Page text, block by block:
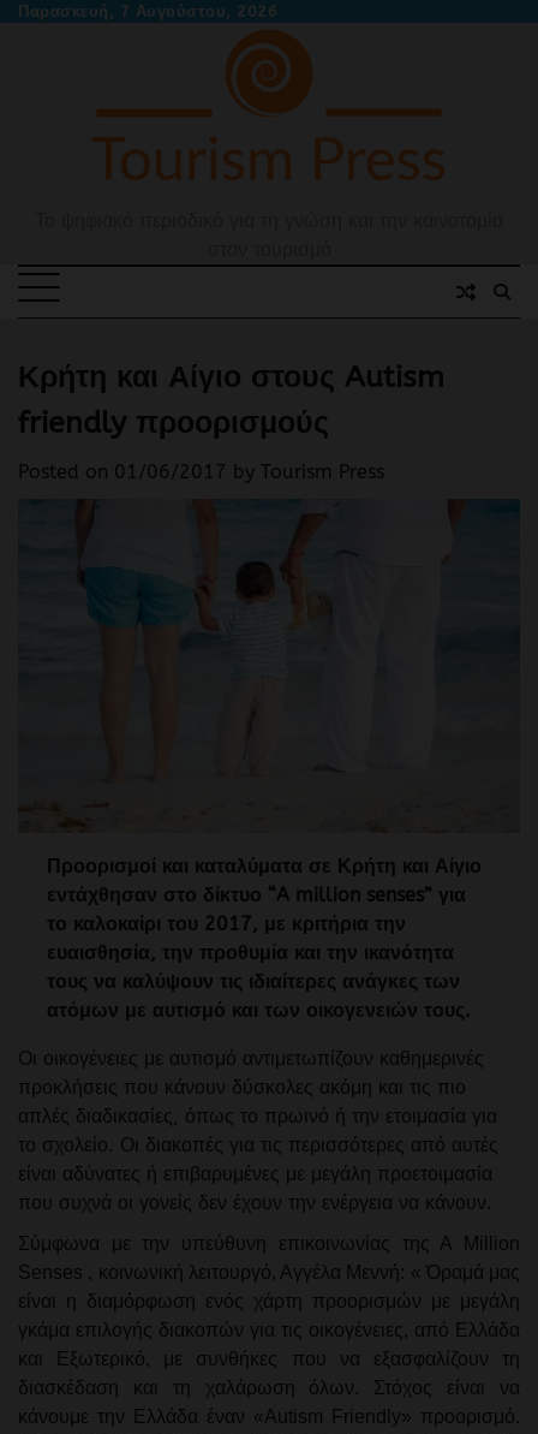
SkipΠαρασκευή, 7 Αυγούστου, 2026
Κρήτη και Αίγιο στους Autism
friendly προορισμούς
Posted on 01/06/2017 by Tourism Press
Προορισμοί και καταλύματα σε Κρήτη και Αίγιο
εντάχθησαν στο δίκτυο “A million senses” για
το καλοκαίρι του 2017, με κριτήρια την
ευαισθησία, την προθυμία και την ικανότητα
τους να καλύψουν τις ιδιαίτερες ανάγκες των
ατόμων με αυτισμό και των οικογενειών τους.
Οι οικογένειες με αυτισμό αντιμετωπίζουν καθημερινές
προκλήσεις που κάνουν δύσκολες ακόμη και τις πιο
απλές διαδικασίες, όπως το πρωινό ή την ετοιμασία για
το σχολείο. Οι διακοπές για τις περισσότερες από αυτές
είναι αδύνατες ή επιβαρυμένες με μεγάλη προετοιμασία
που συχνά οι γονείς δεν έχουν την ενέργεια να κάνουν.
Σύμφωνα με την υπεύθυνη επικοινωνίας της Α Μ illion
Senses , κοινωνική λειτουργό, Αγγέλα Μεννή: « Όραμά μας
είναι η διαμόρφωση ενός χάρτη προορισμών με μεγάλη
γκάμα επιλογής διακοπών για τις οικογένειες, από Ελλάδα
και Εξωτερικό, με συνθήκες που να εξασφαλίζουν τη
διασκέδαση και τη χαλάρωση όλων. Στόχος είναι να
κάνουμε την Ελλάδα έναν «Autism Friendly» προορισμό.